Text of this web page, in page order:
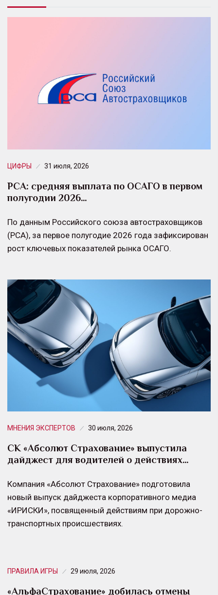
ЦИФРЫ 31 июля, 2026
РСА: средняя выплата по ОСАГО в первом
полугодии 2026…
По данным Российского союза автостраховщиков
(РСА), за первое полугодие 2026 года зафиксирован
рост ключевых показателей рынка ОСАГО.
МНЕНИЯ ЭКСПЕРТОВ 30 июля, 2026
СК «Абсолют Страхование» выпустила
дайджест для водителей о действиях…
Компания «Абсолют Страхование» подготовила
новый выпуск дайджеста корпоративного медиа
«ИРИСКИ», посвященный действиям при дорожно-
транспортных происшествиях.
ПРАВИЛА ИГРЫ 29 июля, 2026
«АльфаСтрахование» добилась отмены